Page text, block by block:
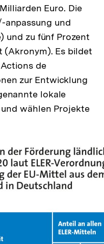
Euro. Die
anpassung und
und zu fünf Prozent
(Akronym). Es bildet
de
zur Entwicklung
lokale
wählen Projekte